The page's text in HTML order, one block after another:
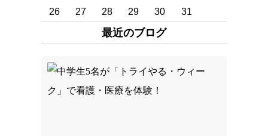
26
27 28 29 30 31
最近のブログ